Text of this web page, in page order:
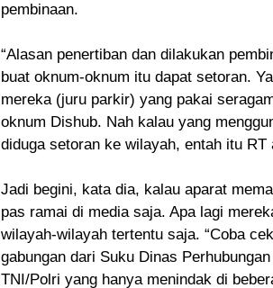
pembinaan.
“Alasan penertiban dan dilakukan
buat oknum-oknum itu dapat setoran.
mereka (juru parkir) yang pakai
oknum Dishub. Nah kalau yang
diduga setoran ke wilayah, entah itu RT
Jadi begini, kata dia, kalau aparat
pas ramai di media saja. Apa lagi
wilayah-wilayah tertentu saja. “Coba
gabungan dari Suku Dinas
TNI/Polri yang hanya menindak di